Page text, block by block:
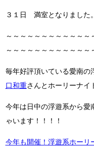
３１日 満室となりました。
～～～～～～～～～～～～
～～～～～～～～～～～～
毎年好評頂いている愛南の
口和重さんとホーリーナイ
今年は日中の浮遊系から愛
ゃいます！！！！
今年も開催！浮遊系ホーリ